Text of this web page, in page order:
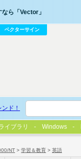
NT > 学習＆教育 > 英語
ら「Vector」
ベクターサイン
ド！
イブラリ Windows